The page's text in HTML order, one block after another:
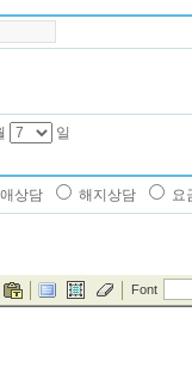
일
상담 해지상담 요